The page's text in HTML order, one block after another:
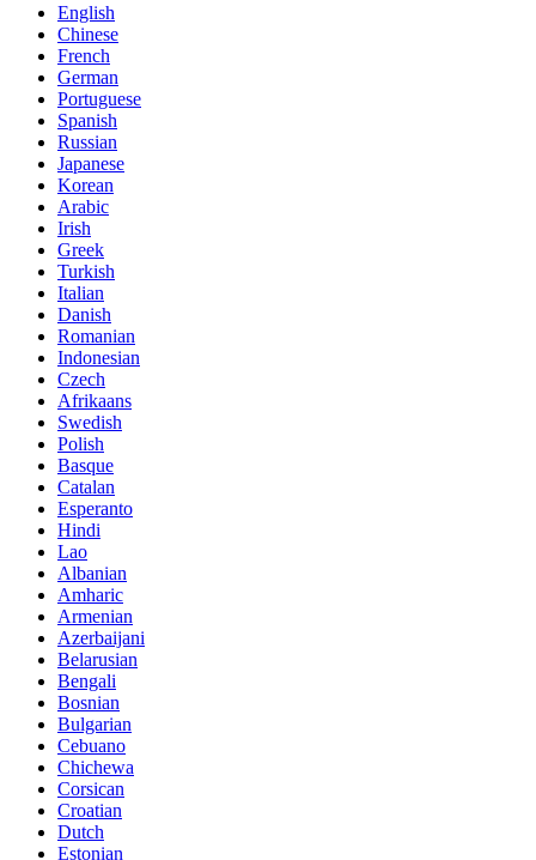
English
Chinese
French
German
Portuguese
Spanish
Russian
Japanese
Korean
Arabic
Irish
Greek
Turkish
Italian
Danish
Romanian
Indonesian
Czech
Afrikaans
Swedish
Polish
Basque
Catalan
Esperanto
Hindi
Lao
Albanian
Amharic
Armenian
Azerbaijani
Belarusian
Bengali
Bosnian
Bulgarian
Cebuano
Chichewa
Corsican
Croatian
Dutch
Estonian